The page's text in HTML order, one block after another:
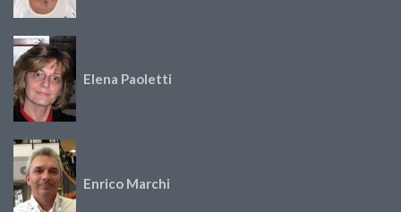
Elena Paoletti
Enrico Marchi